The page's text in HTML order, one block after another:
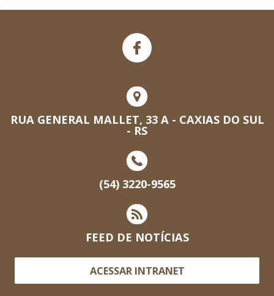
RUA GENERAL MALLET, 33 A - CAXIAS DO SUL
- RS
(54) 3220-9565
FEED DE NOTÍCIAS
ACESSAR INTRANET